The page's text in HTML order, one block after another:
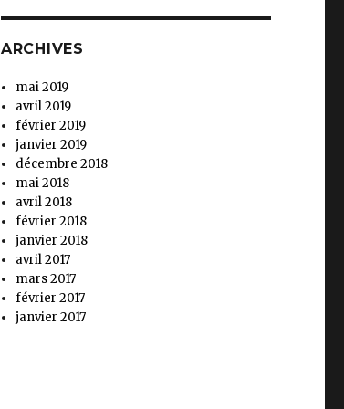
ARCHIVES
mai 2019
avril 2019
février 2019
janvier 2019
décembre 2018
mai 2018
avril 2018
février 2018
janvier 2018
avril 2017
mars 2017
février 2017
janvier 2017